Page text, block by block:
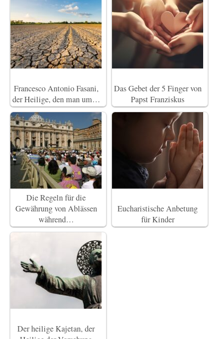
Francesco Antonio Fasani,
der Heilige, den man um…
Das Gebet der 5 Finger von
Papst Franziskus
Die Regeln für die
Gewährung von Ablässen
während…
Eucharistische Anbetung
für Kinder
Der heilige Kajetan, der